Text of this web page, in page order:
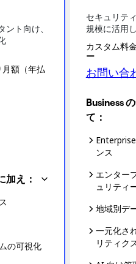
ト向け、
額（年払
加え：
の可視化
セキュリテ
規模に活用
カスタム料
ー
お問い合
Business
て：
ンス
エンター
ュリティ
地域別デ
一元化さ
リティク